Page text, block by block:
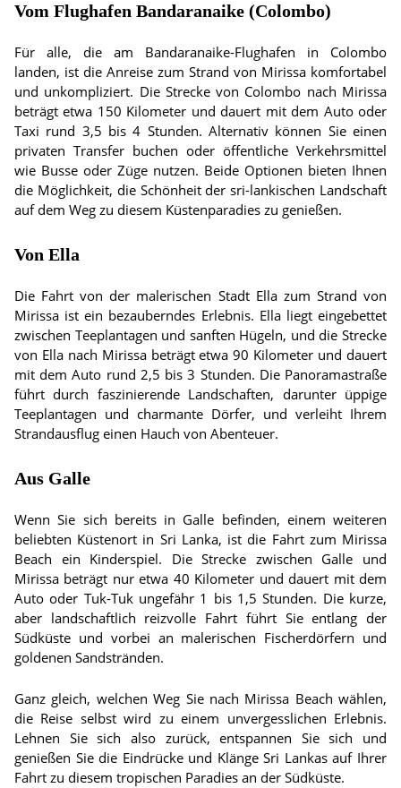
Vom Flughafen Bandaranaike (Colombo)
Für alle, die am Bandaranaike-Flughafen in Colombo
landen, ist die Anreise zum Strand von Mirissa komfortabel
und unkompliziert. Die Strecke von Colombo nach Mirissa
beträgt etwa 150 Kilometer und dauert mit dem Auto oder
Taxi rund 3,5 bis 4 Stunden. Alternativ können Sie einen
privaten Transfer buchen oder öffentliche Verkehrsmittel
wie Busse oder Züge nutzen. Beide Optionen bieten Ihnen
die Möglichkeit, die Schönheit der sri-lankischen Landschaft
auf dem Weg zu diesem Küstenparadies zu genießen.
Von Ella
Die Fahrt von der malerischen Stadt Ella zum Strand von
Mirissa ist ein bezauberndes Erlebnis. Ella liegt eingebettet
zwischen Teeplantagen und sanften Hügeln, und die Strecke
von Ella nach Mirissa beträgt etwa 90 Kilometer und dauert
mit dem Auto rund 2,5 bis 3 Stunden. Die Panoramastraße
führt durch faszinierende Landschaften, darunter üppige
Teeplantagen und charmante Dörfer, und verleiht Ihrem
Strandausflug einen Hauch von Abenteuer.
Aus Galle
Wenn Sie sich bereits in Galle befinden, einem weiteren
beliebten Küstenort in Sri Lanka, ist die Fahrt zum Mirissa
Beach ein Kinderspiel. Die Strecke zwischen Galle und
Mirissa beträgt nur etwa 40 Kilometer und dauert mit dem
Auto oder Tuk-Tuk ungefähr 1 bis 1,5 Stunden. Die kurze,
aber landschaftlich reizvolle Fahrt führt Sie entlang der
Südküste und vorbei an malerischen Fischerdörfern und
goldenen Sandstränden.
Ganz gleich, welchen Weg Sie nach Mirissa Beach wählen,
die Reise selbst wird zu einem unvergesslichen Erlebnis.
Lehnen Sie sich also zurück, entspannen Sie sich und
genießen Sie die Eindrücke und Klänge Sri Lankas auf Ihrer
Fahrt zu diesem tropischen Paradies an der Südküste.